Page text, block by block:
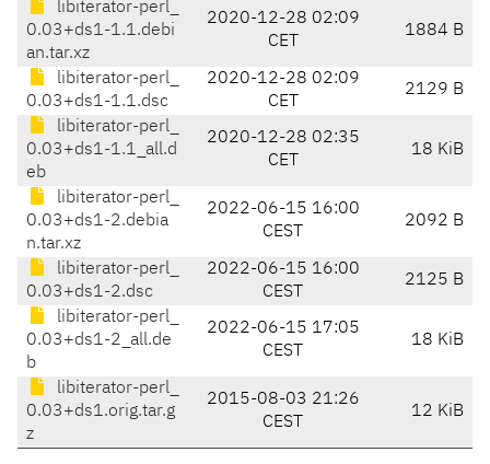
libiterator-perl_
0.03+ds1-1.1.debi
an.tar.xz
2020-12-28 02:09
CET
1884 B
libiterator-perl_
0.03+ds1-1.1.dsc
2020-12-28 02:09
CET
2129 B
libiterator-perl_
0.03+ds1-1.1_all.d
eb
2020-12-28 02:35
CET
18 KiB
libiterator-perl_
0.03+ds1-2.debia
n.tar.xz
2022-06-15 16:00
CEST
2092 B
libiterator-perl_
0.03+ds1-2.dsc
2022-06-15 16:00
CEST
2125 B
libiterator-perl_
0.03+ds1-2_all.de
b
2022-06-15 17:05
CEST
18 KiB
libiterator-perl_
0.03+ds1.orig.tar.g
z
2015-08-03 21:26
CEST
12 KiB